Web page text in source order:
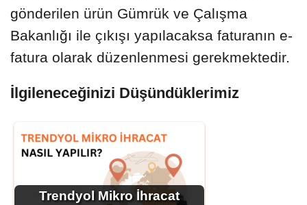
gönderilen ürün Gümrük ve Çalışma
Bakanlığı ile çıkışı yapılacaksa faturanın e-
fatura olarak düzenlenmesi gerekmektedir.
İlgileneceğinizi Düşündüklerimiz
Trendyol Mikro İhracat